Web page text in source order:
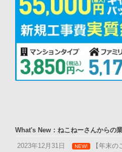
What's New：ねこねーさんからの
2023年12月31日 NEW! 【年末の